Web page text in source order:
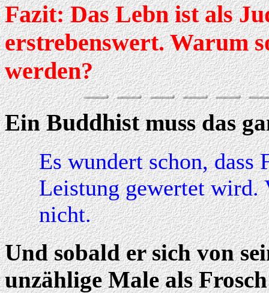
Fazit: Das Lebn ist als
erstrebenswert. Warum
werden?
EinBuddhistmuss das
Es wundert schon, dass
Leistung gewertet wird.
nicht.
Und sobald er sich von
unzählige Male als